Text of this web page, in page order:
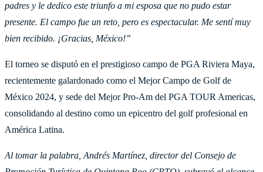
padres y le dedico este triunfo a mi esposa que no pudo estar
presente. El campo fue un reto, pero es espectacular. Me sentí muy
bien recibido. ¡Gracias, México!”
El torneo se disputó en el prestigioso campo de PGA Riviera Maya,
recientemente galardonado como el Mejor Campo de Golf de
México 2024, y sede del Mejor Pro-Am del PGA TOUR Americas,
consolidando al destino como un epicentro del golf profesional en
América Latina.
Al tomar la palabra, Andrés Martínez, director del Consejo de